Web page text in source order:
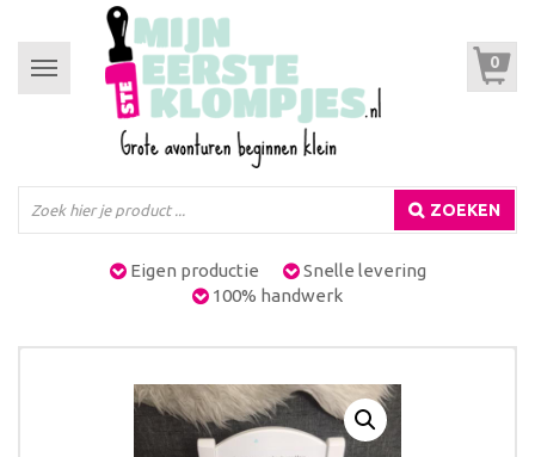
Toggle
navigation
0
ZOEKEN
Eigen productie
Snelle levering
100% handwerk